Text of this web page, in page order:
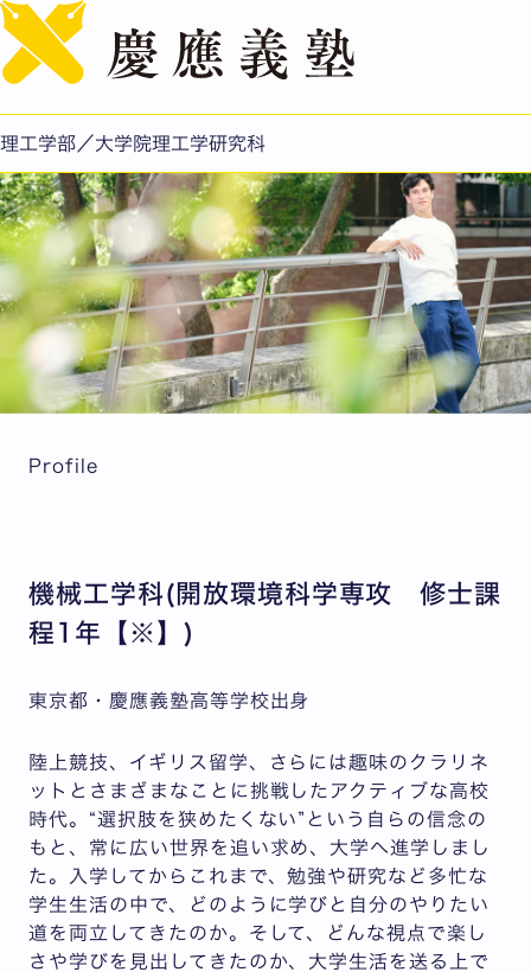
理工学部／大学院理工学研究科
挑戦し体感することで深まる学び。 多方面に興味を広げ、
Profile
機械工学科(開放環境科学専攻 修士課
程1年【※】)
東京都・慶應義塾高等学校出身
陸上競技、イギリス留学、さらには趣味のクラリネ
ットとさまざまなことに挑戦したアクティブな高校
時代。“選択肢を狭めたくない”という自らの信念の
もと、常に広い世界を追い求め、大学へ進学しまし
た。入学してからこれまで、勉強や研究など多忙な
学生生活の中で、どのように学びと自分のやりたい
道を両立してきたのか。そして、どんな視点で楽し
さや学びを見出してきたのか、大学生活を送る上で